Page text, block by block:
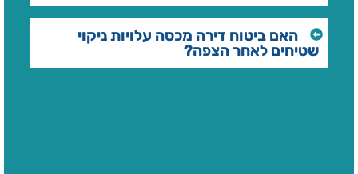
האם ביטוח דירה מכסה עלויות ניקוי
שטיחים לאחר הצפה?